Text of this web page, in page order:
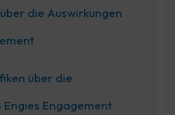
die Auswirkungen
über die
Engies Engagement